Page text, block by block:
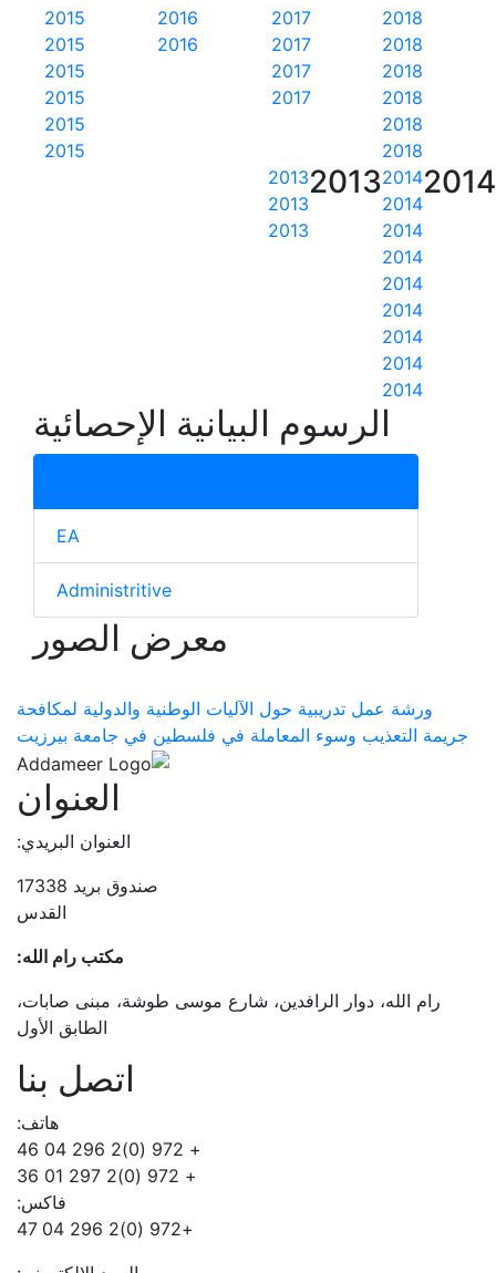
2018
2018
2018
2018
2018
2018
2017
2017
2017
2017
2016
2016
2015
2015
2015
2015
2015
2015
2014
2014
2014
2014
2014
2014
2014
2014
2014
2014
2013
2013
2013
2013
الرسوم البيانية الإحصائية
EA
Administritive
معرض الصور
ورشة عمل تدريبية حول الآليات الوطنية والدولية لمكافحة
جريمة التعذيب وسوء المعاملة في فلسطين في جامعة بيرزيت
العنوان
العنوان البريدي:
صندوق بريد 17338
القدس
مكتب رام الله:
رام الله، دوار الرافدين، شارع موسى طوشة، مبنى صابات،
الطابق الأول
اتصل بنا
هاتف:
+ 972 (0)2 296 04 46
+ 972 (0)2 297 01 36
فاكس:
+972 (0)2 296 04 47